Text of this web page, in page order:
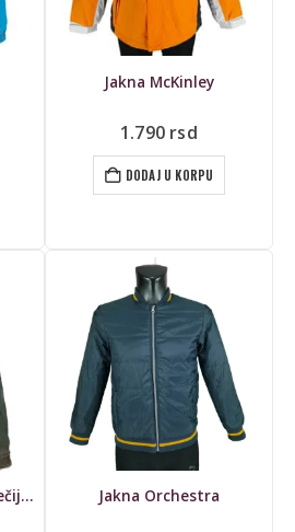
Jakna McKinley
1.790 rsd
DODAJ U KORPU
Jakna MEXX, 10-11 g., dečija jakna Jakna Orchestra